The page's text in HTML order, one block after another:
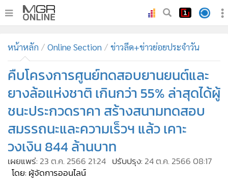
ทันเหตุการณ์
• ภาคใต้
ภูมิภาค
• บันเทิง
• ผู้จัดการรายวัน
• คอลัมนิสต์
• ละคร
CbizReview
หน้าหลัก Online Section ข่าวลีด+ข่าวย่อยประจำวัน
คืบโครงการศูนย์ทดสอบยานยนต์และ
ยางล้อแห่งชาติ เกินกว่า 55% ล่าสุดได้ผู้
ชนะประกวดราคา สร้างสนามทดสอบ
สมรรถนะและความเร็วฯ แล้ว เคาะ
วงเงิน 844 ล้านบาท
เผยแพร่: 23 ต.ค. 2566 21:24 ปรับปรุง: 24 ต.ค. 2566 08:17
โดย: ผู้จัดการออนไลน์